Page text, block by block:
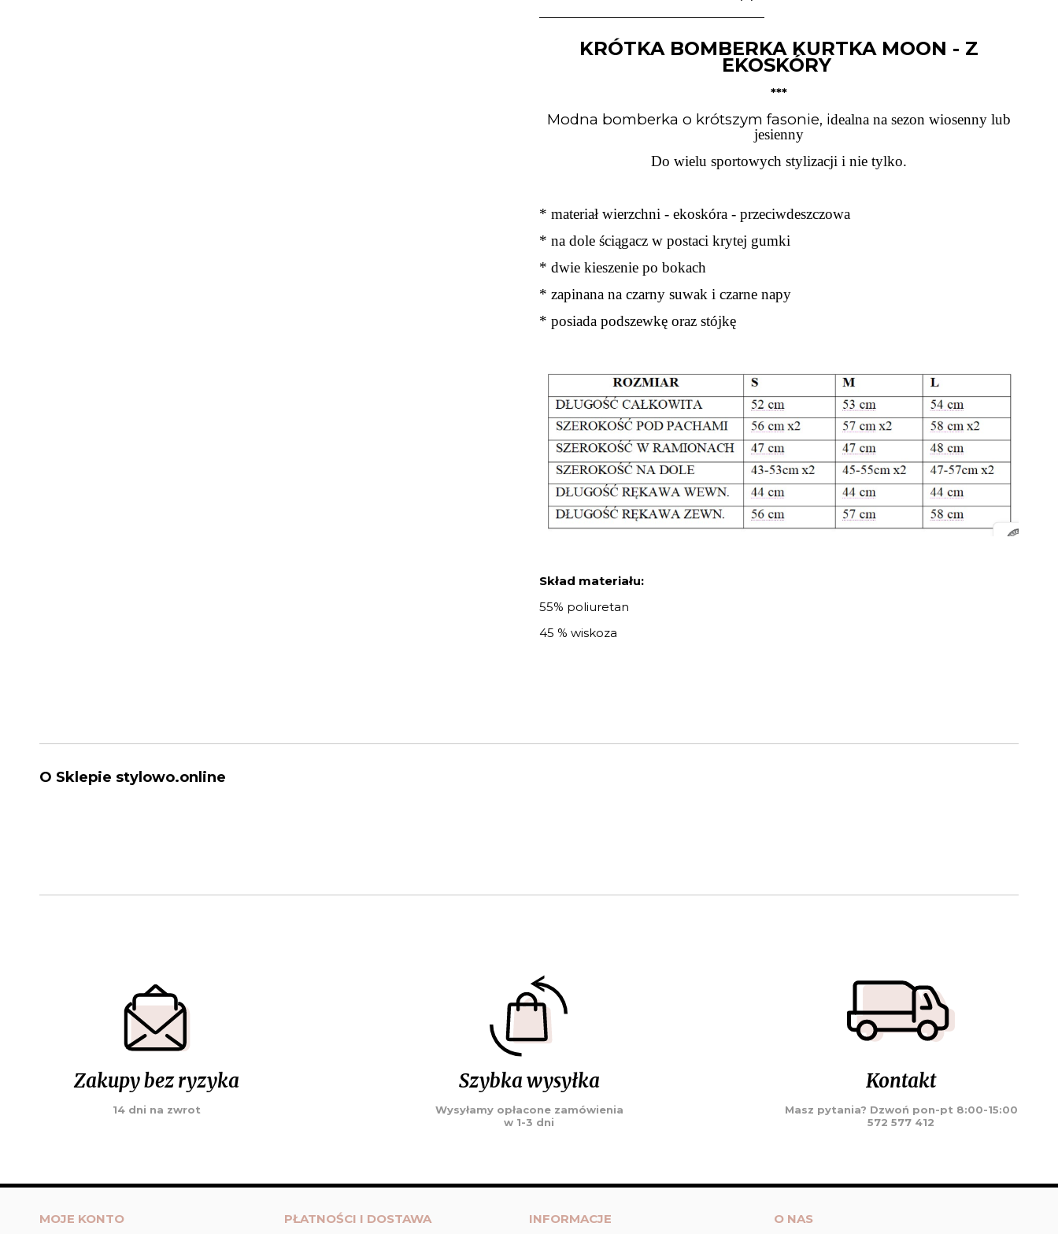
KRÓTKA BOMBERKA KURTKA MOON - Z
EKOSKÓRY
***
Modna bomberka o krótszym fasonie, idealna na sezon wiosenny lub
jesienny
Do wielu sportowych stylizacji i nie tylko.
* materiał wierzchni - ekoskóra - przeciwdeszczowa
* na dole ściągacz w postaci krytej gumki
* dwie kieszenie po bokach
* zapinana na czarny suwak i czarne napy
* posiada podszewkę oraz stójkę
Skład materiału:
55% poliuretan
45 % wiskoza
O Sklepie stylowo.online
Zakupy bez ryzyka
14 dni na zwrot
Szybka wysyłka
Wysyłamy opłacone zamówienia
w 1-3 dni
Kontakt
Masz pytania? Dzwoń pon-pt 8:00-15:00
572 577 412
MOJE KONTO PŁATNOŚCI I DOSTAWA INFORMACJE O NAS